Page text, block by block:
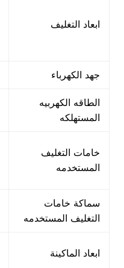
ابعاد التغليف
جهد الكهرباء
الطاقه الكهربيه
المستهلكه
خامات التغليف
المستخدمه
سماكة خامات
التغليف المستخدمه
ابعاد الماكينة